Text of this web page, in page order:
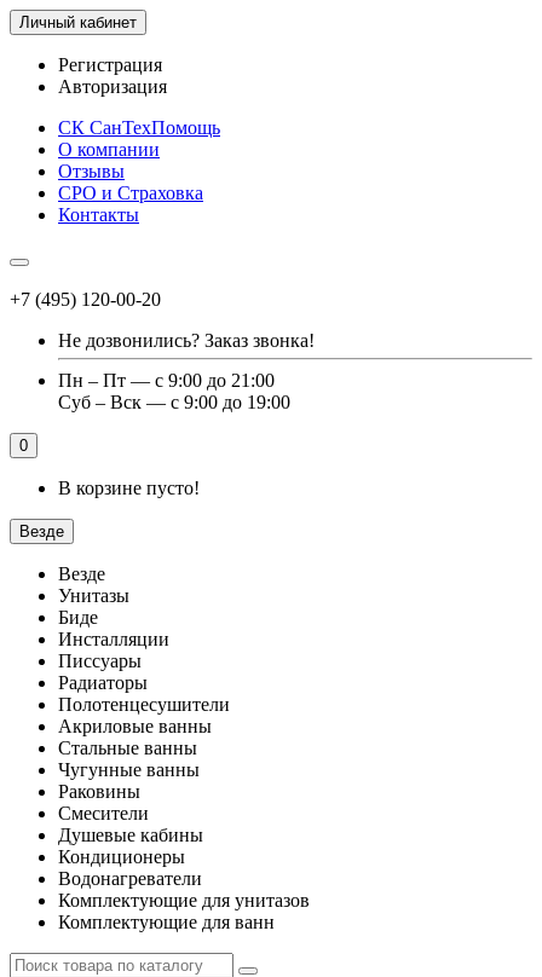
Личный кабинет
Регистрация
Авторизация
СК СанТехПомощь
О компании
Отзывы
СРО и Страховка
Контакты
+7 (495) 120-00-20
Не дозвонились? Заказ звонка!
Пн – Пт — с 9:00 до 21:00
Суб – Вск — с 9:00 до 19:00
0
В корзине пусто!
Везде
Везде
Унитазы
Биде
Инсталляции
Писсуары
Радиаторы
Полотенцесушители
Акриловые ванны
Стальные ванны
Чугунные ванны
Раковины
Смесители
Душевые кабины
Кондиционеры
Водонагреватели
Комплектующие для унитазов
Комплектующие для ванн